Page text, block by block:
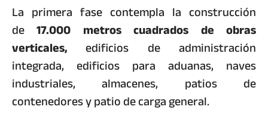
La primera fase contempla la construcción
de 17.000 metros cuadrados de obras
verticales,edificios de administración
integrada, edificios para aduanas, naves
industriales, almacenes, patios de
contenedores y patio de carga general.